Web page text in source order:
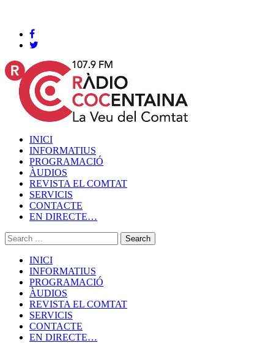
INICI
INFORMATIUS
PROGRAMACIÓ
ÀUDIOS
REVISTA EL COMTAT
SERVICIS
CONTACTE
EN DIRECTE…
INICI
INFORMATIUS
PROGRAMACIÓ
ÀUDIOS
REVISTA EL COMTAT
SERVICIS
CONTACTE
EN DIRECTE…